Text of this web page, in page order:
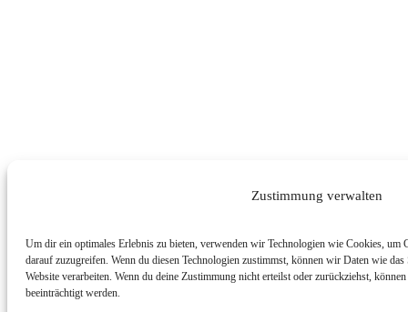
Zustimmung verwalten
Um dir ein optimales Erlebnis zu bieten, verwenden wir Technologien wie Cookies, um
darauf zuzugreifen. Wenn du diesen Technologien zustimmst, können wir Daten wie
Website verarbeiten. Wenn du deine Zustimmung nicht erteilst oder zurückziehst,
beeinträchtigt werden.